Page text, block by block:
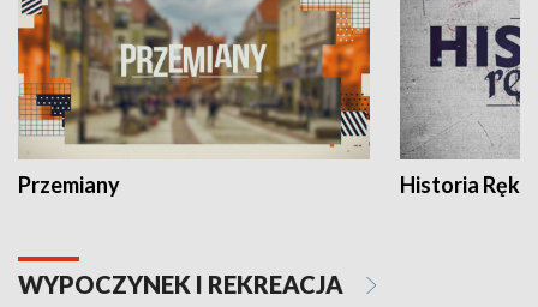
Przemiany Historia Ręką
WYPOCZYNEK I REKREACJA